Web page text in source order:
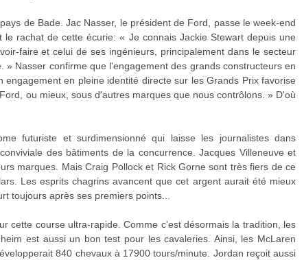
de Bade. Jac Nasser, le président de Ford, passe le week-end
rachat de cette écurie: « Je connais Jackie Stewart depuis une
faire et celui de ses ingénieurs, principalement dans le secteur
Nasser confirme que l'engagement des grands constructeurs en
en pleine identité directe sur les Grands Prix favorise
ou mieux, sous d'autres marques que nous contrôlons. » D'où
futuriste et surdimensionné qui laisse les journalistes dans
des bâtiments de la concurrence. Jacques Villeneuve et
marques. Mais Craig Pollock et Rick Gorne sont très fiers de ce
Les esprits chagrins avancent que cet argent aurait été mieux
toujours après ses premiers points...
cette course ultra-rapide. Comme c'est désormais la tradition, les
est aussi un bon test pour les cavaleries. Ainsi, les McLaren
840 chevaux à 17900 tours/minute. Jordan reçoit aussi